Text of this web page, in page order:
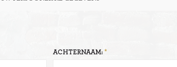
ACHTERNAAM: